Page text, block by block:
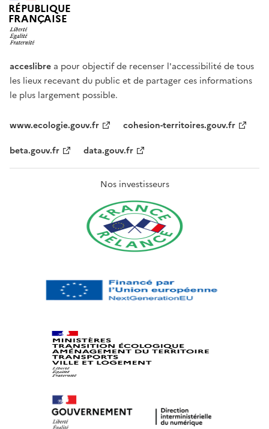
RÉPUBLIQUE
FRANÇAISE
acceslibre a pour objectif de recenser l'accessibilité de tous
les lieux recevant du public et de partager ces informations
le plus largement possible.
www.ecologie.gouv.fr
cohesion-territoires.gouv.fr
beta.gouv.fr
data.gouv.fr
Nos investisseurs